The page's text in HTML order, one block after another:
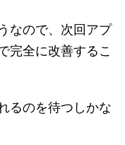
なので、次回アプ
完全に改善するこ
るのを待つしかな